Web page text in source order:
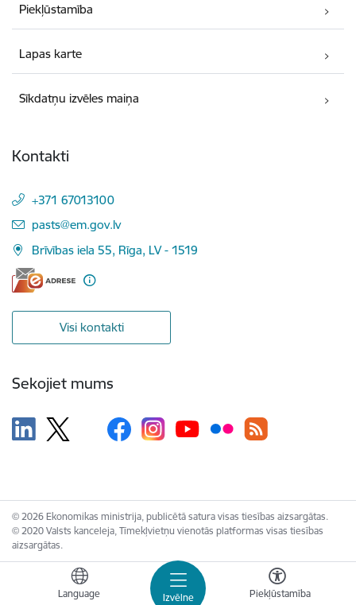
Izvēlne
Language Piekļūstamība
Piekļūstamība
Lapas karte
Sīkdatņu izvēles maiņa
Kontakti
+371 67013100
E-pasts:
pasts@em.gov.lv
Brīvības iela 55, Rīga, LV - 1519
Visi kontakti
Sekojiet mums
© 2026 Ekonomikas ministrija, publicētā satura visas tiesības aizsargātas.
© 2020 Valsts kanceleja, Tīmekļvietņu vienotās platformas visas tiesības
aizsargātas.